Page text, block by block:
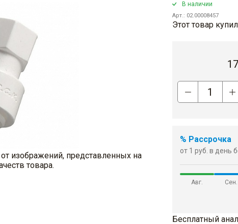
изображений, представленных на
товара.
В наличии
Арт.: 02.00008457
Этот товар
% Рассрочка
от 1 руб. в день
Авг. Сен.
Бесплатный